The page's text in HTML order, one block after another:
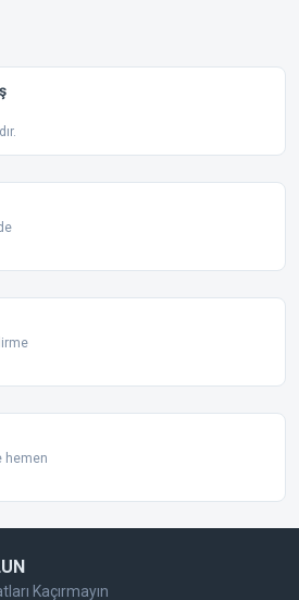
bozuk veya görüntülenemiyor.
eksik bilgiler bulunuyor.
alternatifler olmalı.
hemen
Kaçırmayın